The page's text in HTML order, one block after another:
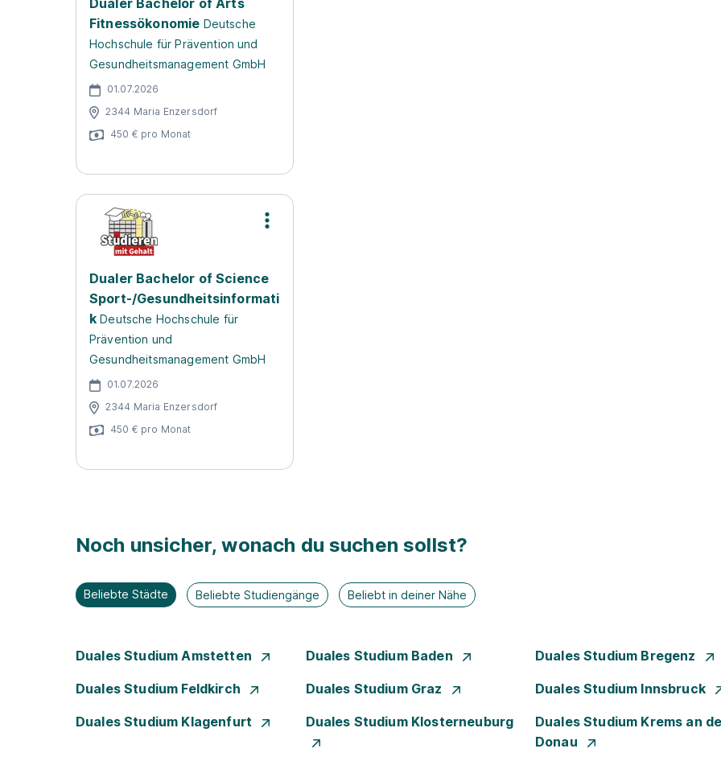
Dualer Bachelor of Arts
Fitnessökonomie Deutsche
Hochschule für Prävention und
Gesundheitsmanagement GmbH
01.07.2026
2344 Maria Enzersdorf
450 € pro Monat
Dualer Bachelor of Science
Sport-/Gesundheitsinformati
kDeutsche Hochschule für
Prävention und
Gesundheitsmanagement GmbH
01.07.2026
2344 Maria Enzersdorf
450 € pro Monat
Noch unsicher, wonach du suchen sollst?
Beliebte Städte Beliebte Studiengänge Beliebt in deiner Nähe
Duales Studium Amstetten Duales Studium Baden Duales Studium Bregenz
Duales Studium Feldkirch Duales Studium Graz Duales Studium Innsbruck
Duales Studium Klagenfurt Duales Studium Klosterneuburg
Duales Studium Krems an
Donau